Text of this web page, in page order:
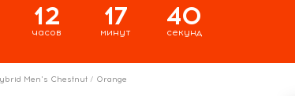
12
часов
17
минут
40
секунд
Men's Chestnut / Orange